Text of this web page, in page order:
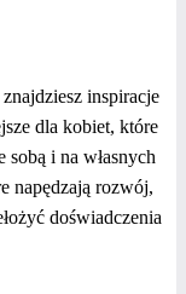
inspiracje
dla kobiet, które
sobą i na własnych
napędzają rozwój,
doświadczenia